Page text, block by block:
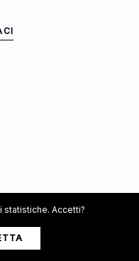
statistiche. Accetti?